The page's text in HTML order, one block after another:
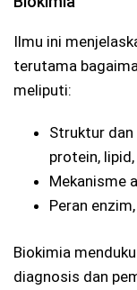
Ilmu ini
terutama
meliputi:
Struktur
protein,
Mekanisme
Peran
Biokimia
diagnosis dan